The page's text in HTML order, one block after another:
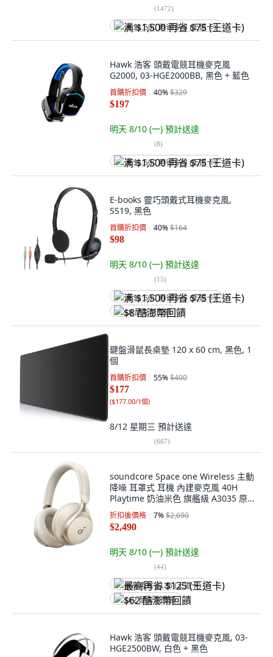
(1472)
满 $1,500 再省 $75 (王道卡)
Hawk 浩客 頭戴電競耳機麥克風
G2000, 03-HGE2000BB, 黑色 + 藍色
首購折扣價 40%$329
$197
明天 8/10 (一) 預計送達
(8)
满 $1,500 再省 $75 (王道卡)
E-books 靈巧頭戴式耳機麥克風,
SS19, 黑色
首購折扣價 40%$164
$98
明天 8/10 (一) 預計送達
(15)
满 $1,500 再省 $75 (王道卡)
$8 酷澎幣回饋
鍵盤滑鼠長桌墊 120 x 60 cm, 黑色, 1
個
首購折扣價 55%$400
$177
($177.00/1個)
8/12 星期三 預計送達
(667)
soundcore Space one Wireless 主動
降噪 耳罩式 耳機 內建麥克風 40H
Playtime 奶油米色 旗艦級 A3035 原
廠保固18個月 藍牙5.3 附防水收納袋
A-C充電線 3.5mm AUX線
折扣後價格 7%$2,690
$2,490
明天 8/10 (一) 預計送達
(44)
最高再省 $125 (王道卡)
$62 酷澎幣回饋
Hawk 浩客 頭戴電競耳機麥克風, 03-
HGE2500BW, 白色 + 黑色